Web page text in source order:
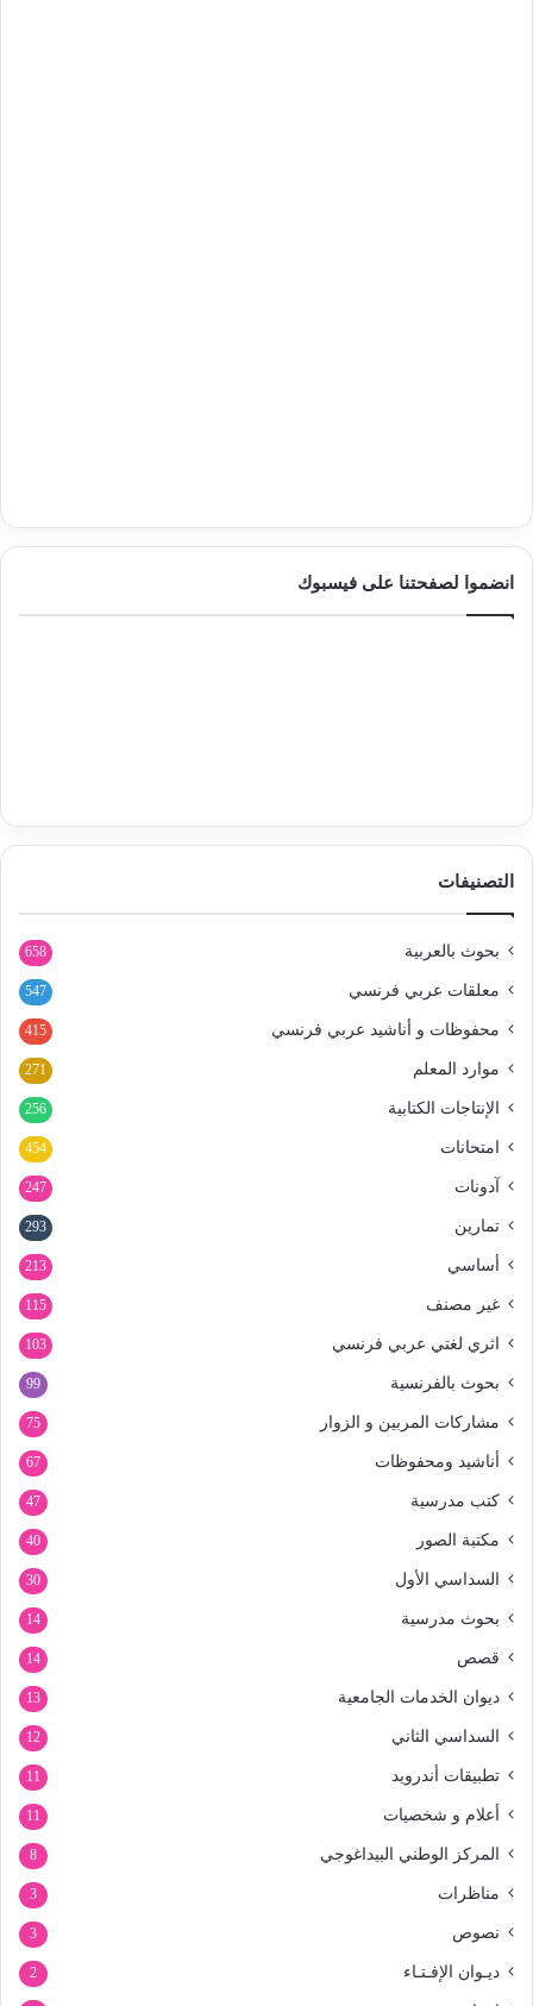
انضموا لصفحتنا على فيسبوك
التصنيفات
بحوث بالعربية 658
معلقات عربي فرنسي 547
محفوظات و أناشيد عربي فرنسي 415
موارد المعلم 271
الإنتاجات الكتابية 256
امتحانات 454
آدونات 247
تمارين 293
أساسي 213
غير مصنف 115
اثري لغتي عربي فرنسي 103
بحوث بالفرنسية 99
مشاركات المربين و الزوار 75
أناشيد ومحفوظات 67
كتب مدرسية 47
مكتبة الصور 40
السداسي الأول 30
بحوث مدرسية 14
قصص 14
ديوان الخدمات الجامعية 13
السداسي الثاني 12
تطبيقات أندرويد 11
أعلام و شخصيات 11
المركز الوطني البيداغوجي 8
مناظرات 3
نصوص 3
ديـوان الإفـتـاء 2